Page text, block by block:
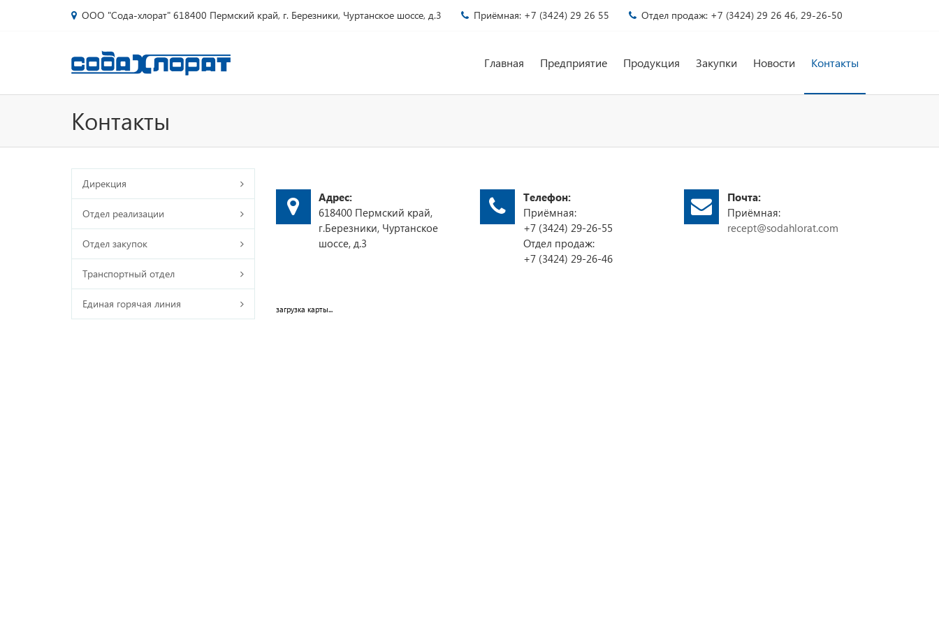
ООО "Сода-хлорат" 618400 Пермский край, г. Березники, Чуртанское шоссе, д.3 Приёмная: +7 (3424) 29 26 55 Отдел продаж: +7 (3424) 29 26 46, 29-26-50
Главная Предприятие Продукция Закупки Новости Контакты
Контакты
Дирекция
Отдел реализации
Отдел закупок
Транспортный отдел
Единая горячая линия
Адрес:
618400 Пермский край,
г.Березники, Чуртанское
шоссе, д.3
Телефон:
Приёмная:
+7 (3424) 29-26-55
Отдел продаж:
+7 (3424) 29-26-46
Почта:
Приёмная:
recept@sodahlorat.com
загрузка карты...